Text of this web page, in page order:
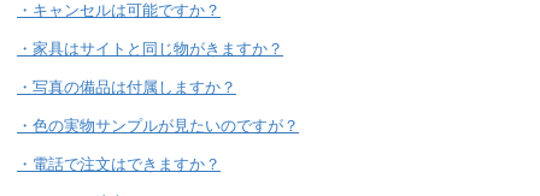
・キャンセルは可能ですか？
・家具はサイトと同じ物がきますか？
・写真の備品は付属しますか？
・色の実物サンプルが見たいのですが？
・電話で注文はできますか？